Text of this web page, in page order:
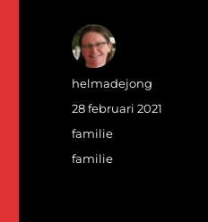
Auteur
helmadejong
Geplaatst
op
28 februari 2021
Categorieën
familie
Tags
familie